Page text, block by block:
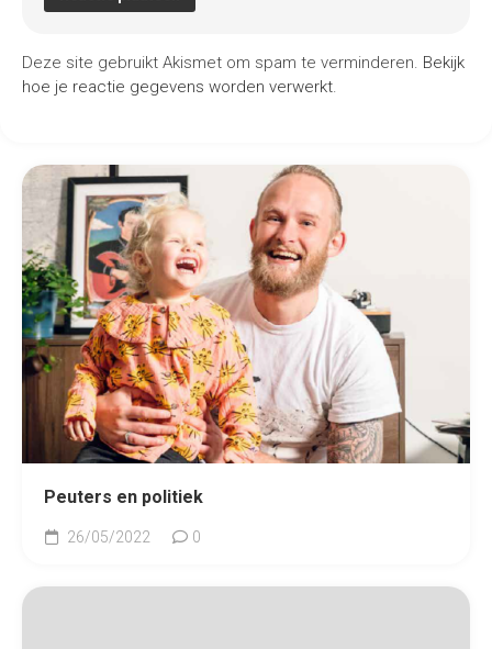
Deze site gebruikt Akismet om spam te verminderen. Bekijk
hoe je reactie gegevens worden verwerkt.
Peuters en politiek
26/05/2022 0